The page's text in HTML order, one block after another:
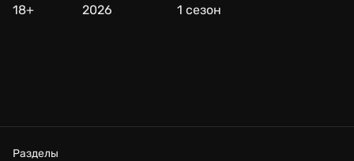
18+
2026
1 сезон
Разделы